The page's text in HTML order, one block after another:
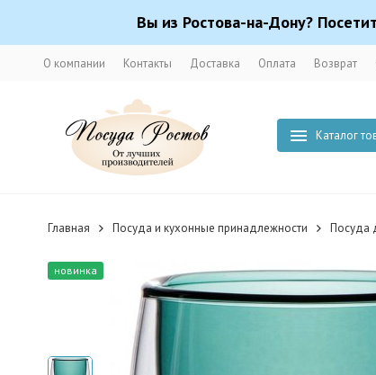
Вы из Ростова-на-Дону?
О компании Контакты Доставка Оплата Возврат
Каталог
Главная Посуда и кухонные принадлежности Посуда
новинка